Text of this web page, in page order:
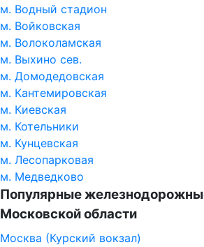
м. Водный стадион
м. Войковская
м. Волоколамская
м. Выхино сев.
м. Домодедовская
м. Кантемировская
м. Киевская
м. Котельники
м. Кунцевская
м. Лесопарковая
м. Медведково
Популярные
Московской области
Москва (Курский вокзал)